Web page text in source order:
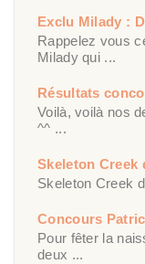
Exclu Milady :
Rappelez vous
Milady qui ...
Résultats
Voilà, voilà nos
^^ ...
Skeleton Creek
Skeleton Creek
Concours
Pour fêter la
deux ...